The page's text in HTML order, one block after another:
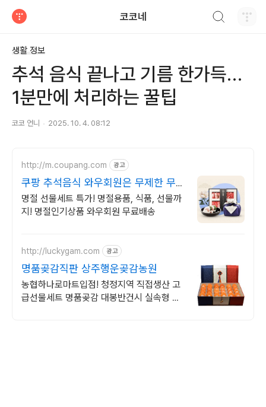
코코네
생활 정보
추석 음식 끝나고 기름 한가득…
1분만에 처리하는 꿀팁
코코 언니 2025. 10. 4. 08:12
http://m.coupang.com 광고
쿠팡 추석음식 와우회원은 무제한 무료
배송
명절 선물세트 특가! 명절용품, 식품, 선물까
지! 명절인기상품 와우회원 무료배송
http://luckygam.com 광고
명품곶감직판 상주행운곶감농원
농협하나로마트입점! 청정지역 직접생산 고
급선물세트 명품곶감 대봉반건시 실속형 곶